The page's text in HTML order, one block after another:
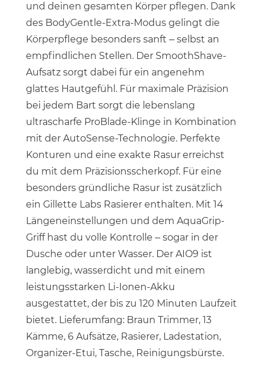
und deinen gesamten Körper pflegen. Dank
des BodyGentle-Extra-Modus gelingt die
Körperpflege besonders sanft – selbst an
empfindlichen Stellen. Der SmoothShave-
Aufsatz sorgt dabei für ein angenehm
glattes Hautgefühl. Für maximale Präzision
bei jedem Bart sorgt die lebenslang
ultrascharfe ProBlade-Klinge in Kombination
mit der AutoSense-Technologie. Perfekte
Konturen und eine exakte Rasur erreichst
du mit dem Präzisionsscherkopf. Für eine
besonders gründliche Rasur ist zusätzlich
ein Gillette Labs Rasierer enthalten. Mit 14
Längeneinstellungen und dem AquaGrip-
Griff hast du volle Kontrolle – sogar in der
Dusche oder unter Wasser. Der AIO9 ist
langlebig, wasserdicht und mit einem
leistungsstarken Li-Ionen-Akku
ausgestattet, der bis zu 120 Minuten Laufzeit
bietet. Lieferumfang: Braun Trimmer, 13
Kämme, 6 Aufsätze, Rasierer, Ladestation,
Organizer-Etui, Tasche, Reinigungsbürste.